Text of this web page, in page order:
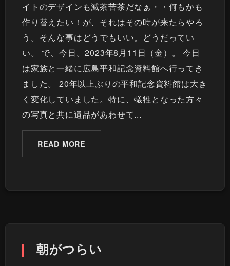
イトのデザインも滅茶苦茶だなぁ・・何もかも
作り替えたい！が、それはその時が来たらやろ
う。そんな事はどうでもいい。どうだってい
い。 で、今日。2023年8月11日（金）。 今日
は家族と一緒に広島平和記念資料館へ行ってき
ました。 20年以上ぶりの平和記念資料館は大き
く変化していました。特に、犠牲となった方々
の写真と共に遺品があわせて...
READ MORE
朝がつらい